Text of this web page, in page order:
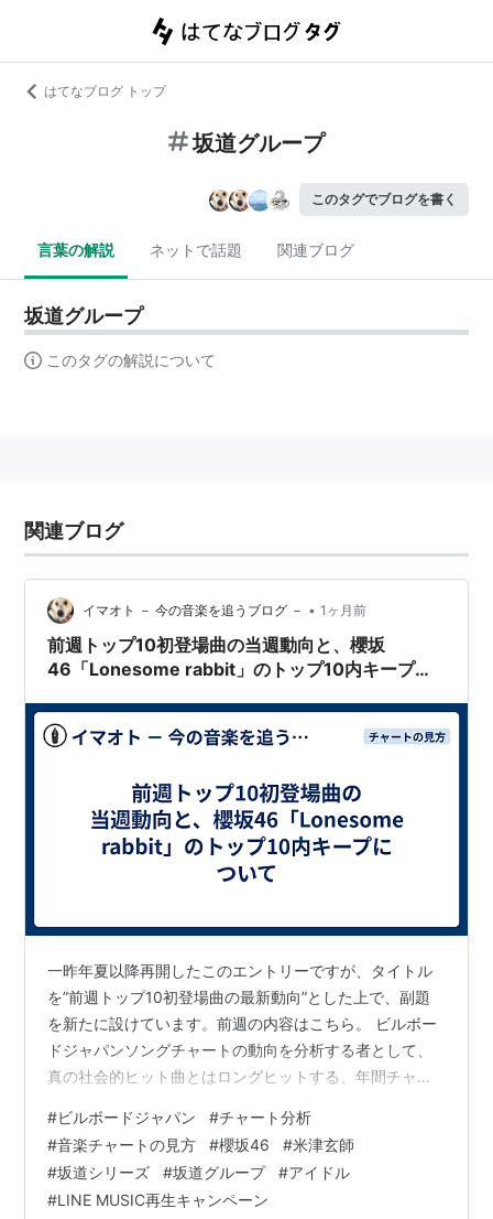
はてなブログ トップ
坂道グループ
このタグでブログを書く
言葉の解説 ネットで話題 関連ブログ
坂道グループ
このタグの解説について
関連ブログ
イマオト － 今の音楽を追うブログ － • 1ヶ月前
前週トップ10初登場曲の当週動向と、櫻坂
46「Lonesome rabbit」のトップ10内キープに
一昨年夏以降再開したこのエントリーですが、タイトル
を”前週トップ10初登場曲の最新動向”とした上で、副題
を新たに設けています。前週の内容はこちら。 ビルボー
ドジャパンソングチャートの動向を分析する者として、
真の社会的ヒット曲とはロングヒットする、年間チャー
入るのは好いことですが、一方で所有指標ばかりが強い
曲は加算2週目に、また接触指標が所有指標的な動きをな
ぞる曲(主にLINE MUSIC再生キャンペーン採用曲)はキャ
ンペーン終了後に指標が大きく後退し、総合でも急落す
#ビルボードジャパン #チャート分析
#音楽チャートの見方 #櫻坂46 #米津玄師
#坂道シリーズ #坂道グループ #アイドル
#LINE MUSIC再生キャンペーン